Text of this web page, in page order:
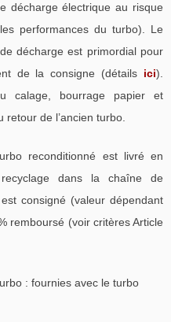
décharge électrique au risque
performances du turbo). Le
décharge est primordial pour
de la consigne (détails ici).
calage, bourrage papier et
de l’ancien turbo.
reconditionné est livré en
dans la chaîne de
consigné (valeur dépendant
remboursé (voir critères Article
: fournies avec le turbo